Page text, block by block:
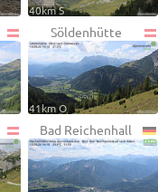
40km S
Söldenhütte
41km O
Bad Reichenhall